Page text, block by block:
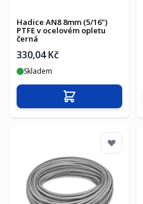
Hadice AN8 8mm (5/16")
PTFE v ocelovém opletu
černá
330,04 Kč
Skladem
Přidat do košíku